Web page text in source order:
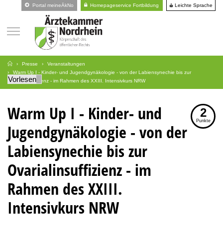
Portal meineÄkNo Homepageservice Fortbildung Leichte Sprache
Presse
Veranstaltungen
Warm Up I - Kinder- und Jugendgynäkologie - von der Labiensynechie bis zur
Ovarialinsuffizienz - im Rahmen des XXIII. Intensivkurs NRW
Vorlesen
Warm Up I - Kinder- und
Jugendgynäkologie - von der
Labiensynechie bis zur
Ovarialinsuffizienz - im
Rahmen des XXIII.
Intensivkurs NRW
2
Punkte